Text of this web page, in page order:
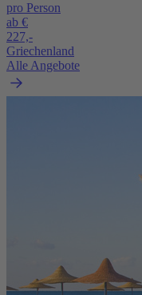
pro Person
ab €
227,-
Griechenland
Alle Angebote